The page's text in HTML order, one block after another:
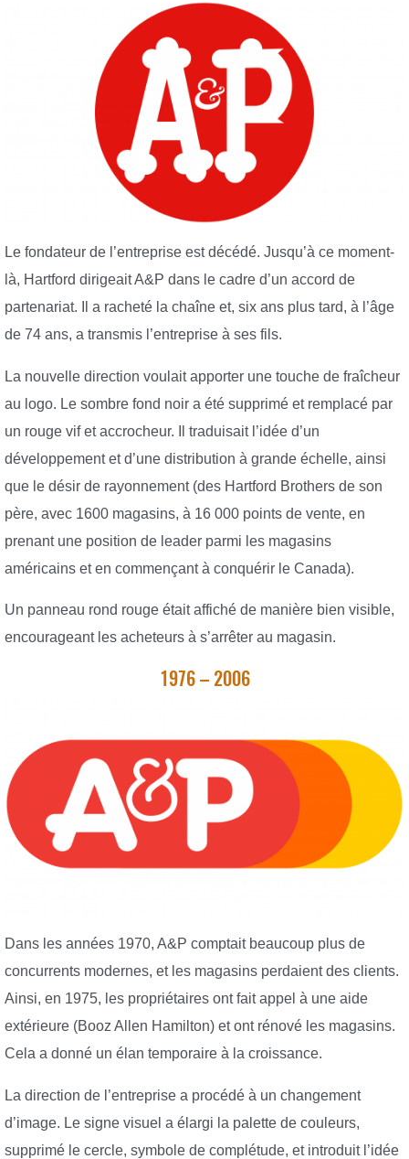
Le fondateur de l’entreprise est décédé. Jusqu’à ce moment-
là, Hartford dirigeait A&P dans le cadre d’un accord de
partenariat. Il a racheté la chaîne et, six ans plus tard, à l’âge
de 74 ans, a transmis l’entreprise à ses fils.
La nouvelle direction voulait apporter une touche de fraîcheur
au logo. Le sombre fond noir a été supprimé et remplacé par
un rouge vif et accrocheur. Il traduisait l’idée d’un
développement et d’une distribution à grande échelle, ainsi
que le désir de rayonnement (des Hartford Brothers de son
père, avec 1600 magasins, à 16 000 points de vente, en
prenant une position de leader parmi les magasins
américains et en commençant à conquérir le Canada).
Un panneau rond rouge était affiché de manière bien visible,
encourageant les acheteurs à s’arrêter au magasin.
1976 – 2006
Dans les années 1970, A&P comptait beaucoup plus de
concurrents modernes, et les magasins perdaient des clients.
Ainsi, en 1975, les propriétaires ont fait appel à une aide
extérieure (Booz Allen Hamilton) et ont rénové les magasins.
Cela a donné un élan temporaire à la croissance.
La direction de l’entreprise a procédé à un changement
d’image. Le signe visuel a élargi la palette de couleurs,
supprimé le cercle, symbole de complétude, et introduit l’idée